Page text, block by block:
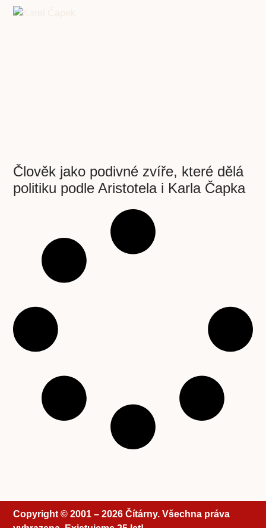
Člověk jako podivné zvíře, které dělá
politiku podle Aristotela i Karla Čapka
Copyright © 2001 – 2026 Čítárny. Všechna práva